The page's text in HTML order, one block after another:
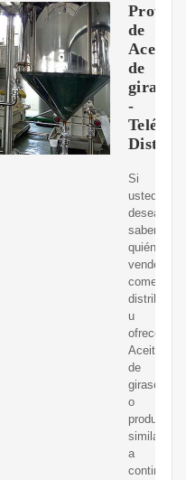
de
Aceite
de
girasol
-
Si
usted
desea
saber
quién
vende,
distribuye
u
ofrece
Aceite
de
girasol
o
productos
similares,
a